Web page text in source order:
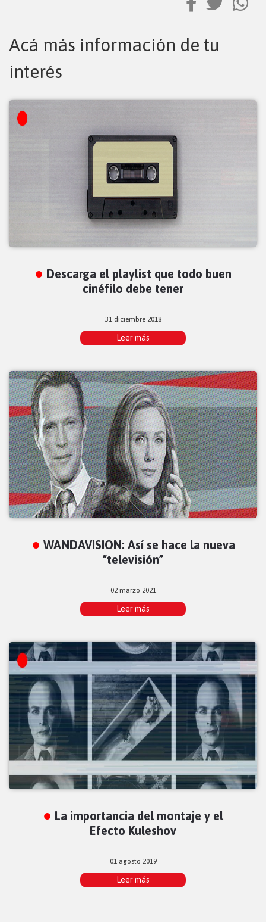
Acá más información de tu
interés
Descarga el playlist que todo buen
cinéfilo debe tener
31 diciembre 2018
Leer más
WANDAVISION: Así se hace la nueva
“televisión”
02 marzo 2021
Leer más
La importancia del montaje y el
Efecto Kuleshov
01 agosto 2019
Leer más